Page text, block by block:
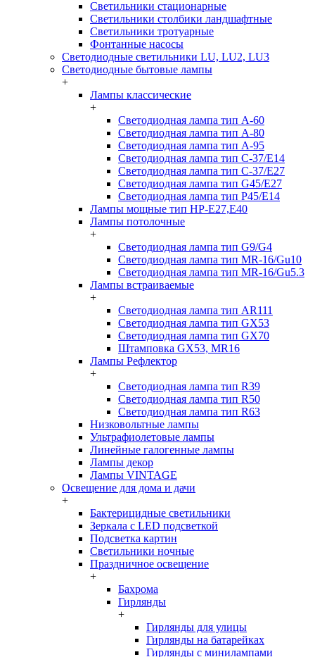
Светильники стационарные
Светильники столбики ландшафтные
Светильники тротуарные
Фонтанные насосы
Светодиодные светильники LU, LU2, LU3
Светодиодные бытовые лампы
+
Лампы классические
+
Светодиодная лампа тип A-60
Светодиодная лампа тип A-80
Светодиодная лампа тип A-95
Светодиодная лампа тип C-37/Е14
Светодиодная лампа тип C-37/Е27
Светодиодная лампа тип G45/E27
Светодиодная лампа тип P45/E14
Лампы мощные тип HP-E27,E40
Лампы потолочные
+
Светодиодная лампа тип G9/G4
Светодиодная лампа тип MR-16/Gu10
Светодиодная лампа тип MR-16/Gu5.3
Лампы встраиваемые
+
Светодиодная лампа тип AR111
Светодиодная лампа тип GX53
Светодиодная лампа тип GX70
Штамповка GX53, MR16
Лампы Рефлектор
+
Светодиодная лампа тип R39
Светодиодная лампа тип R50
Светодиодная лампа тип R63
Низковольтные лампы
Ультрафиолетовые лампы
Линейные галогенные лампы
Лампы декор
Лампы VINTAGE
Освещение для дома и дачи
+
Бактерицидные светильники
Зеркала с LED подсветкой
Подсветка картин
Светильники ночные
Праздничное освещение
+
Бахрома
Гирлянды
+
Гирлянды для улицы
Гирлянды на батарейках
Гирлянды с минилампами